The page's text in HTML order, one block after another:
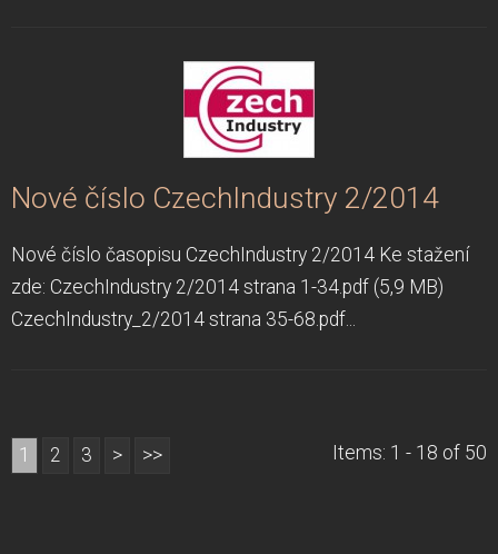
Nové číslo CzechIndustry 2/2014
Nové číslo časopisu CzechIndustry 2/2014 Ke stažení
zde: CzechIndustry 2/2014 strana 1-34.pdf (5,9 MB)
CzechIndustry_2/2014 strana 35-68.pdf...
Items: 1 - 18 of 50
1 2 3 > >>